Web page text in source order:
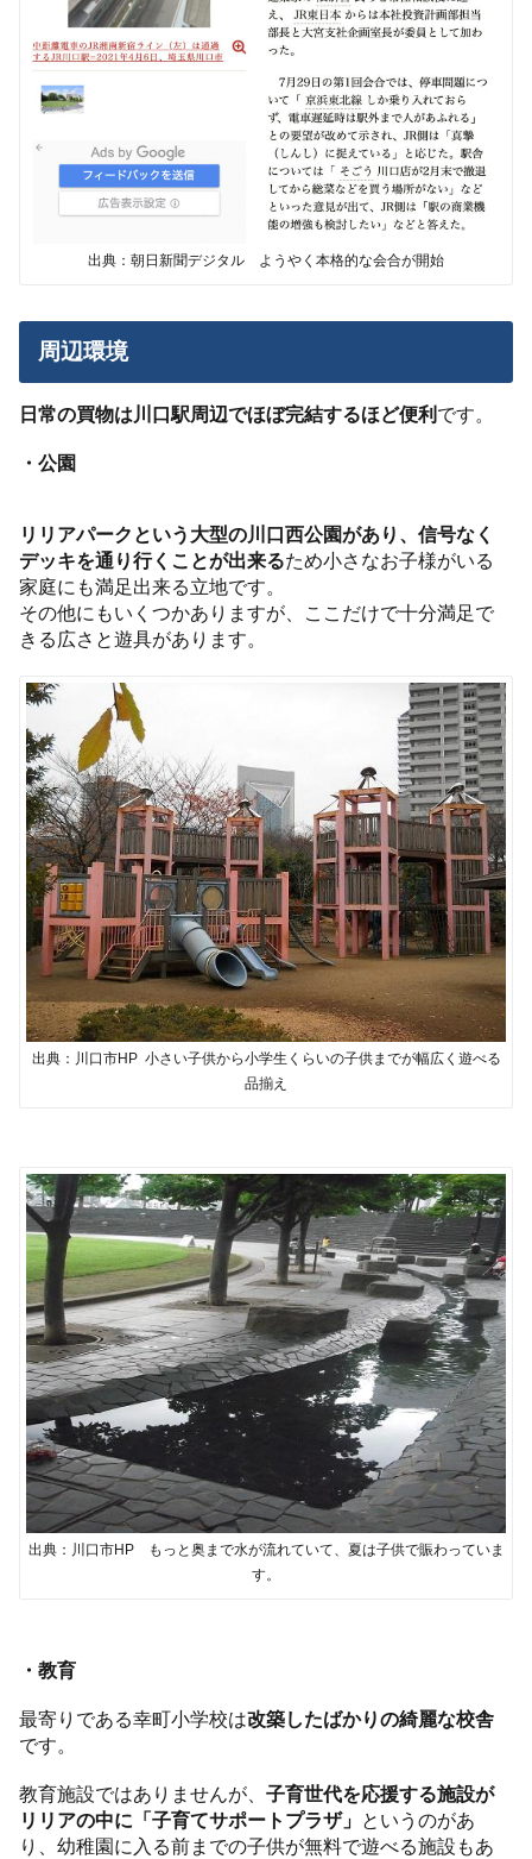
出典：朝日新聞デジタル ようやく本格的な会合が開始
周辺環境
日常の買物は川口駅周辺でほぼ完結するほど便利 です。
・公園
リリアパークという大型の川口西公園があり、信号なく
デッキを通り行くことが出来るため小さなお子様がいる
家庭にも満足出来る立地です。
その他にもいくつかありますが、ここだけで十分満足で
きる広さと遊具があります。
出典：川口市HP 小さい子供から小学生くらいの子供までが幅広く遊べる
品揃え
出典：川口市HP もっと奥まで水が流れていて、夏は子供で賑わっていま
す。
・教育
最寄りである幸町小学校は改築したばかりの綺麗な校舎
です。
教育施設ではありませんが、子育世代を応援する施設が
リリアの中に「子育てサポートプラザ」 というのがあ
り、幼稚園に入る前までの子供が無料で遊べる施設もあ